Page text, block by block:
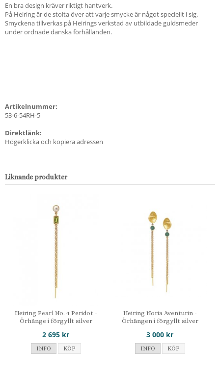
En bra design kräver riktigt hantverk.
På Heiring är de stolta över att varje smycke är något speciellt i sig.
Smyckena tillverkas på Heirings verkstad av utbildade guldsmeder
under ordnade danska förhållanden.
Artikelnummer:
53-6-54RH-5
Direktlänk:
Högerklicka och kopiera adressen
Liknande produkter
Heiring Pearl No. 4 Peridot -
Örhänge i förgyllt silver
2 695 kr
INFO KÖP
Heiring Noria Aventurin -
Örhängen i förgyllt silver
3 000 kr
INFO KÖP